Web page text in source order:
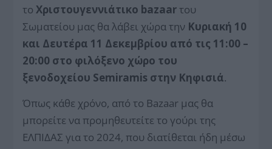
τοΧριστουγεννιάτικο bazaarτου
Σωματείου μας θα λάβει χώρα την Κυριακή 10
και Δευτέρα 11 Δεκεμβρίου από τις 11:00 –
20:00 στο φιλόξενο χώρο του
ξενοδοχείου Semiramis στην Κηφισιά.
Όπως κάθε χρόνο, από το Bazaar μας θα
μπορείτε να προμηθευτείτε το γούρι της
ΕΛΠΙΔΑΣ για το 2024, που διατίθεται ήδη μέσω